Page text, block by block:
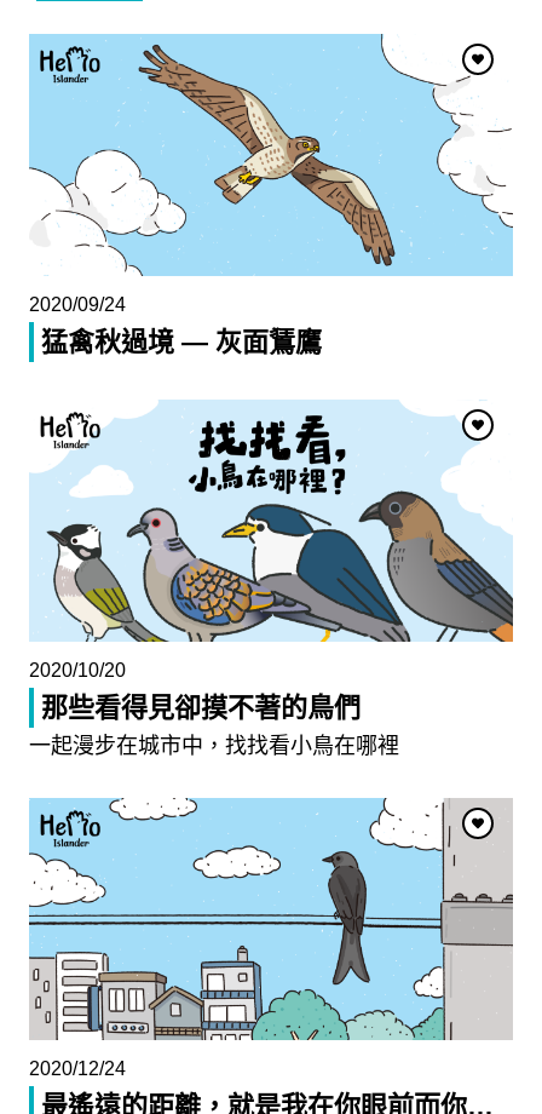
2020/09/24
猛禽秋過境 — 灰面鵟鷹
2020/10/20
那些看得見卻摸不著的鳥們
一起漫步在城市中，找找看小鳥在哪裡
2020/12/24
最遙遠的距離，就是我在你眼前而你…